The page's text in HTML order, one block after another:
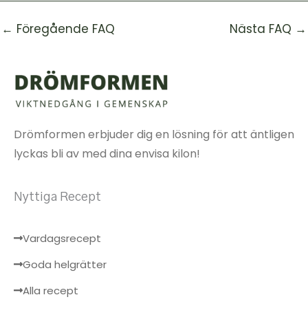
← Föregående FAQ Nästa FAQ →
Drömformen erbjuder dig en lösning för att äntligen
lyckas bli av med dina envisa kilon!
Nyttiga Recept
Vardagsrecept
Goda helgrätter
Alla recept